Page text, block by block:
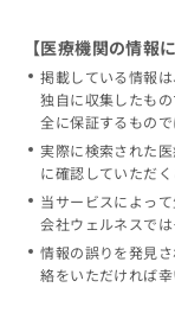
【医療機関の情報
掲載している情報
独自に収集したも
全に保証するもので
実際に検索された
に確認していただく
当サービスによっ
会社ウェルネスで
情報の誤りを発見
絡をいただければ幸